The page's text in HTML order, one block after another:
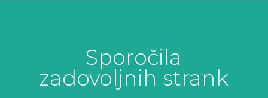
Sporočila
zadovoljnih strank